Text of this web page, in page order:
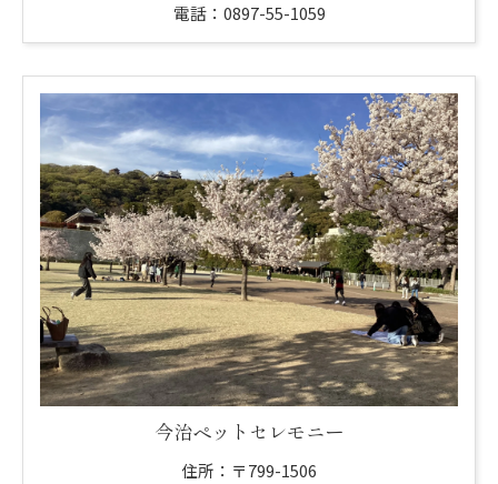
電話：0897-55-1059
今治ペットセレモニー
住所：〒799-1506